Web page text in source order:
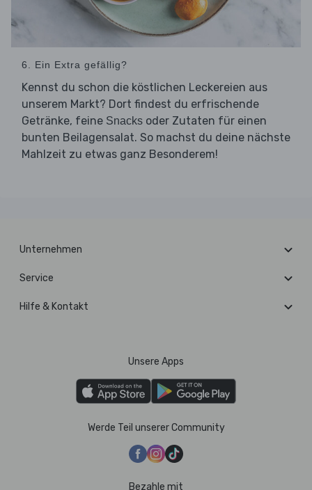
6. Ein Extra gefällig?
Kennst du schon die köstlichen Leckereien aus
unserem Markt? Dort findest du erfrischende
Getränke, feine Snacks oder Zutaten für einen
bunten Beilagensalat. So machst du deine nächste
Mahlzeit zu etwas ganz Besonderem!
Unternehmen
Service
Hilfe & Kontakt
Unsere Apps
Werde Teil unserer Community
Bezahle mit